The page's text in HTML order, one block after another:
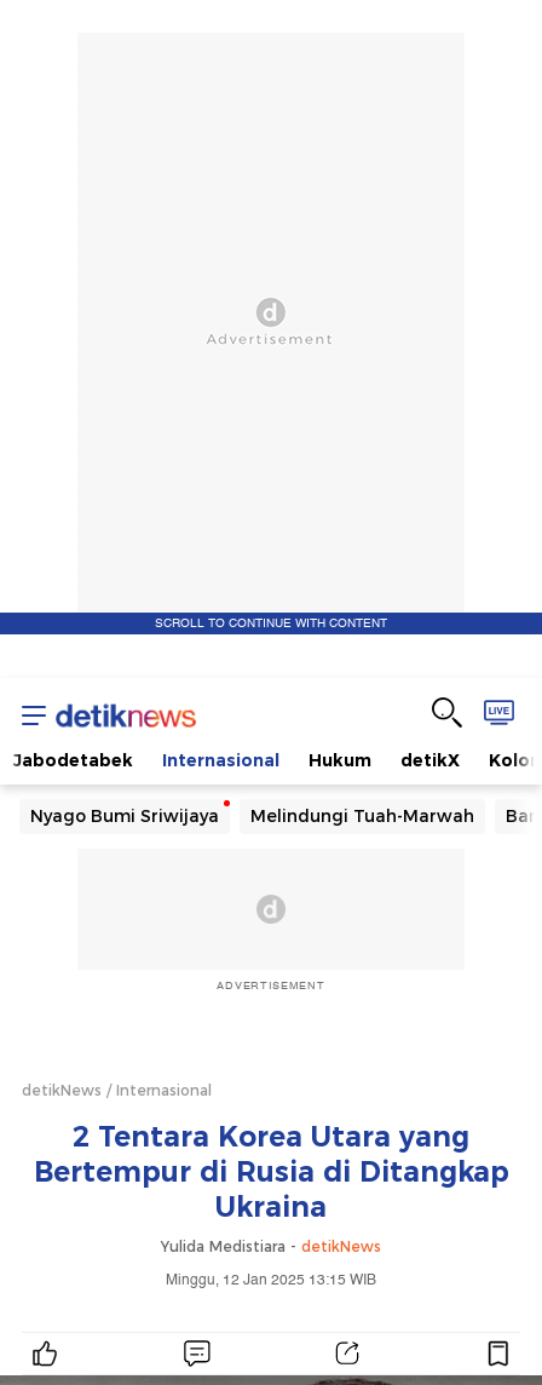
SCROLL TO CONTINUE WITH CONTENT
Jabodetabek Internasional Hukum detikX
Nyago Bumi Sriwijaya Melindungi Tuah-Marwah
ADVERTISEMENT
detikNews Internasional
2 Tentara Korea Utara yang
Bertempur di Rusia di Ditangkap
Ukraina
Yulida Medistiara - detikNews
Minggu, 12 Jan 2025 13:15 WIB